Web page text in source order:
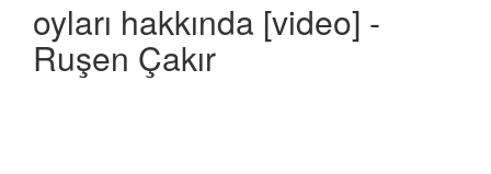
oyları hakkında [video] -
Ruşen Çakır